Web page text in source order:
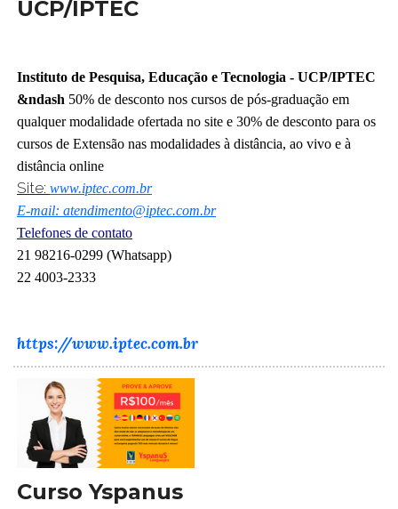
UCP/IPTEC
Instituto de Pesquisa, Educação e Tecnologia - UCP/IPTEC
&ndash 50% de desconto nos cursos de pós-graduação em
qualquer modalidade ofertada no site e 30% de desconto para os
cursos de Extensão nas modalidades à distância, ao vivo e à
distância online
Site: www.iptec.com.br
E-mail: atendimento@iptec.com.br
Telefones de contato
21 98216-0299 (Whatsapp)
22 4003-2333
https://www.iptec.com.br
Curso Yspanus